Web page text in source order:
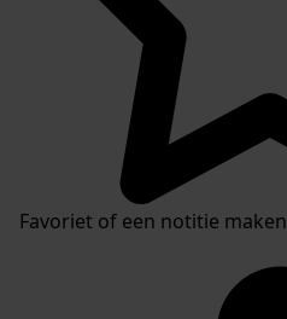
Favoriet of een notitie maken